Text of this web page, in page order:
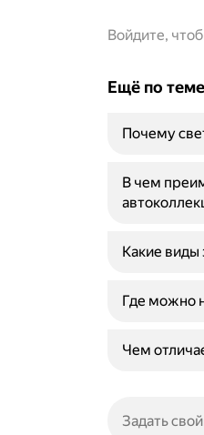
Войдите,
Ещё по теме
Почему
В чем
Какие виды
Где можно
Чем